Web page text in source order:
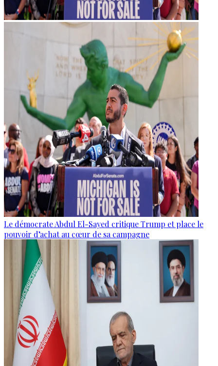
Le démocrate Abdul El-Sayed critique Trump et place le
pouvoir d’achat au cœur de sa campagne